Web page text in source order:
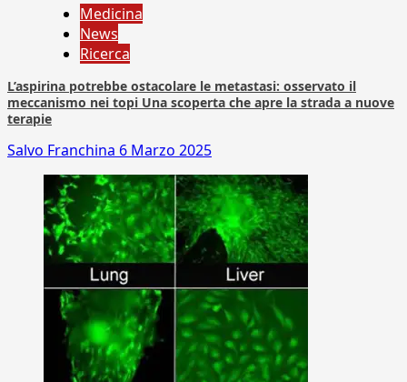
Medicina
News
Ricerca
L’aspirina potrebbe ostacolare le metastasi: osservato il
meccanismo nei topi Una scoperta che apre la strada a nuove
terapie
Salvo Franchina 6 Marzo 2025